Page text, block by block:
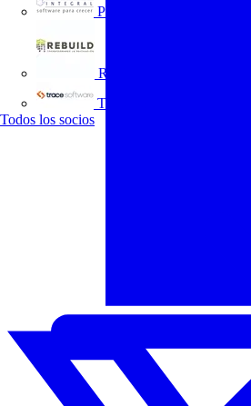
Programación Integral
REBUILD
Trace Software
Todos los socios